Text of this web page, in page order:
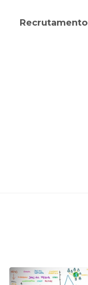
Recrutamento